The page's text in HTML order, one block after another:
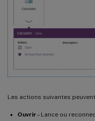
Les actions suivantes
Ouvrir– Lance ou